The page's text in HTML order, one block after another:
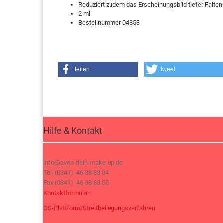
Reduziert zudem das Erscheinungsbild tiefer Falten.
2 ml
Bestellnummer 04853
teilen tweet
Hilfe & Kontakt
info@avon-dein-make-up.de
Tel. (0341) 46 38 83 04
Fax (0341) 46 38 83 05
Kontaktformular
OS-Plattform/Streitbeilegungsverfahren